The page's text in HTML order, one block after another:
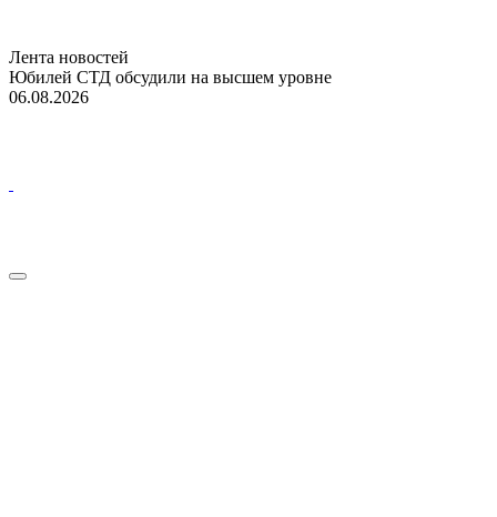
Лента новостей
Юбилей СТД обсудили на высшем уровне
06.08.2026